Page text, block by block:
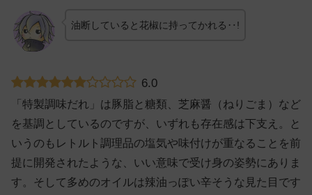
油断していると花椒に持ってかれる‥!
6.0
「特製調味だれ」は豚脂と糖類、芝麻醤（ねりごま）など
を基調としているのですが、いずれも存在感は下支え。と
いうのもレトルト調理品の塩気や味付けが重なることを前
提に開発されたような、いい意味で受け身の姿勢にありま
す。そして多めのオイルは辣油っぽい辛そうな見た目です